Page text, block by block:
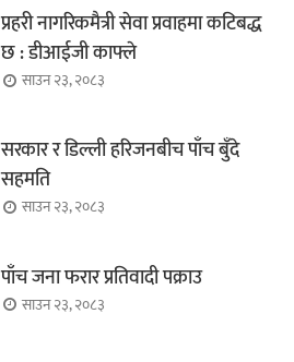
प्रहरी नागरिकमैत्री सेवा प्रवाहमा कटिबद्ध
छ : डीआईजी काफ्ले
साउन २३, २०८३
सरकार र डिल्ली हरिजनबीच पाँच बुँदे
सहमति
साउन २३, २०८३
पाँच जना फरार प्रतिवादी पक्राउ
साउन २३, २०८३